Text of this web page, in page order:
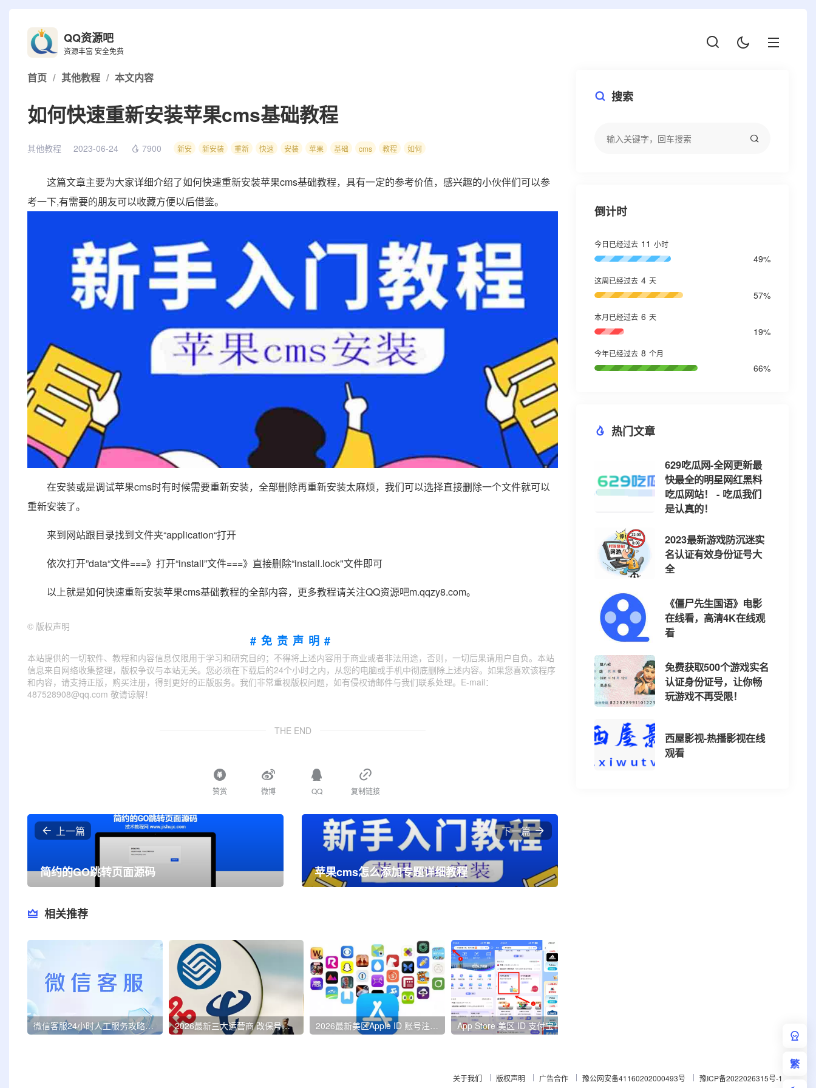
QQ资源吧
资源丰富 安全免费
首页 / 其他教程 / 本文内容
如何快速重新安装苹果cms基础教程
其他教程 2023-06-24 7900 新安 新安装 重新 快速 安装 苹果 基础 cms 教程 如何
这篇文章主要为大家详细介绍了如何快速重新安装苹果cms基础教程，具有一定的参考价值，感兴趣的小伙伴们可以参
考一下,有需要的朋友可以收藏方便以后借鉴。
在安装或是调试苹果cms时有时候需要重新安装，全部删除再重新安装太麻烦，我们可以选择直接删除一个文件就可以
重新安装了。
来到网站跟目录找到文件夹“application“打开
依次打开”data“文件===》打开“install”文件===》直接删除“install.lock"文件即可
以上就是如何快速重新安装苹果cms基础教程的全部内容，更多教程请关注QQ资源吧m.qqzy8.com。
© 版权声明
#免责声明#
本站提供的一切软件、教程和内容信息仅限用于学习和研究目的；不得将上述内容用于商业或者非法用途，否则，一切后果请用户自负。本站
信息来自网络收集整理，版权争议与本站无关。您必须在下载后的24个小时之内，从您的电脑或手机中彻底删除上述内容。如果您喜欢该程序
和内容，请支持正版，购买注册，得到更好的正版服务。我们非常重视版权问题，如有侵权请邮件与我们联系处理。E-mail：
487528908@qq.com 敬请谅解！
THE END
赞赏 微博 QQ 复制链接
上一篇
简约的GO跳转页面源码
下一篇
苹果cms怎么添加专题详细教程
相关推荐
微信客服24小时人工服务攻略！亲测3分钟内接通，速存备用！ 2026最新三大运营商 改保号套餐攻略教程 2026最新美区Apple ID 账号注册教程方法
搜索
倒计时
今日已经过去 11 小时
49%
这周已经过去 4 天
57%
本月已经过去 6 天
19%
今年已经过去 8 个月
66%
热门文章
629吃瓜网-全网更新最
快最全的明星网红黑料
吃瓜网站！ - 吃瓜我们
是认真的！
2023最新游戏防沉迷实
名认证有效身份证号大
全
《僵尸先生国语》电影
在线看，高清4K在线观
看
免费获取500个游戏实名
认证身份证号，让你畅
玩游戏不再受限！
西屋影视-热播影视在线
观看
关于我们 版权声明 广告合作 豫公网安备41160202000493号 豫ICP备2022026315号-1
繁